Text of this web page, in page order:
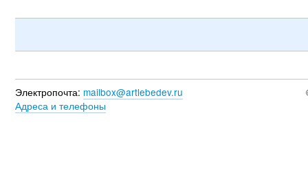
Электропочта: mailbox@artlebedev.ru
Адреса и телефоны